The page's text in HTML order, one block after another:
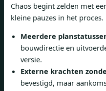
Chaos begint zelden met
kleine pauzes in het proces.
Meerdere
bouwdirectie en
versie.
Externe krachten
bevestigd, maar